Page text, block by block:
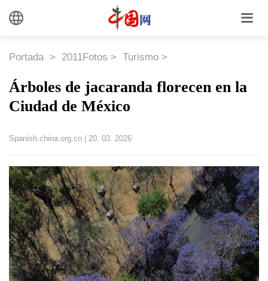
Portada > 2011Fotos > Turismo >
Árboles de jacaranda florecen en la
Ciudad de México
Spanish.china.org.cn 20. 03. 2026